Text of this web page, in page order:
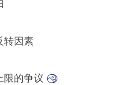
转因素
限的争议